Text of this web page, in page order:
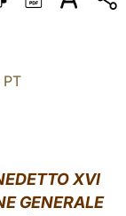
DEUTSCH
العربيّة
PT
XVI
GENERALE